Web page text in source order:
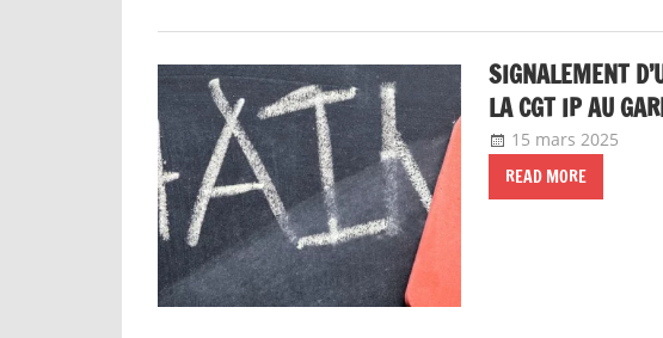
SIGNALEMENT
LA CGT IP AU
15 mars 2025
READ MORE